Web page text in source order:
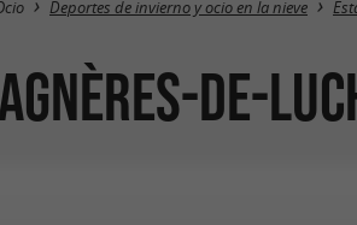
Deportes de invierno y ocio en la nieve
de-